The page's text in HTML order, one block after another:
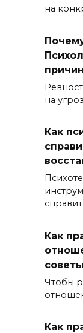
на
на
Как
Как
Чтобы
Как